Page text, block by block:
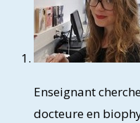
Enseignant
docteure en